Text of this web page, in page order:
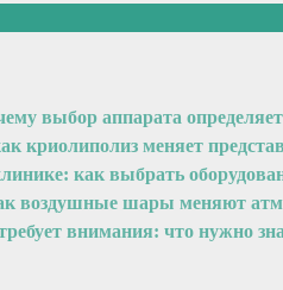
выбор аппарата
криолиполиз меняет
как выбрать
воздушные шары меняют
внимания: что нужно